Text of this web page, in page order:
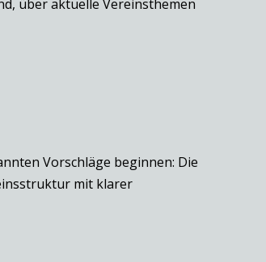
über aktuelle Vereinsthemen
Vorschläge beginnen: Die
mit klarer